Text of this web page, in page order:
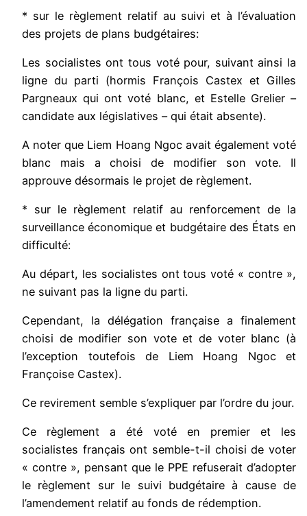
* sur le règlement relatif au suivi et à l’évaluation
des projets de plans budgétaires:
Les socialistes ont tous voté pour, suivant ainsi la
ligne du parti (hormis François Castex et Gilles
Pargneaux qui ont voté blanc, et Estelle Grelier –
candidate aux législatives – qui était absente).
A noter que Liem Hoang Ngoc avait également voté
blanc mais a choisi de modifier son vote. Il
approuve désormais le projet de règlement.
* sur le règlement relatif au renforcement de la
surveillance économique et budgétaire des États en
difficulté:
Au départ, les socialistes ont tous voté « contre »,
ne suivant pas la ligne du parti.
Cependant, la délégation française a finalement
choisi de modifier son vote et de voter blanc (à
l’exception toutefois de Liem Hoang Ngoc et
Françoise Castex).
Ce revirement semble s’expliquer par l’ordre du jour.
Ce règlement a été voté en premier et les
socialistes français ont semble-t-il choisi de voter
« contre », pensant que le PPE refuserait d’adopter
le règlement sur le suivi budgétaire à cause de
l’amendement relatif au fonds de rédemption.